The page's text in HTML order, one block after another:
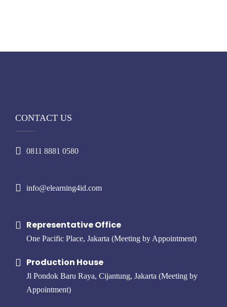
CONTACT US
0811 8881 0580
info@elearning4id.com
Representative Office
One Pacific Place, Jakarta (Meeting by Appointment)
Production House
Jl Pondok Baru Raya, Cijantung, Jakarta (Meeting by
Appointment)